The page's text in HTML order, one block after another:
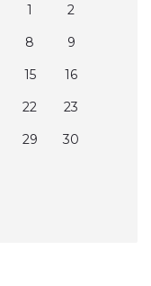
1
2
8
9
15
16
22
23
29
30